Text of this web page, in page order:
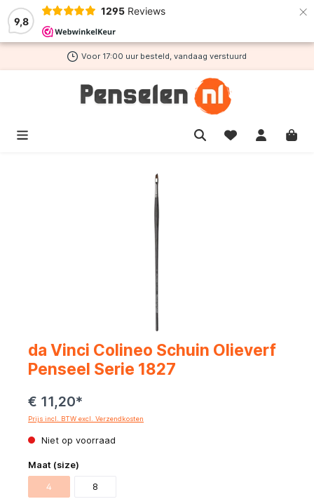
9,8
1295 Reviews ×
hoofdinhoud
Voor 17:00 uur besteld, vandaag verstuurd
da Vinci Colineo Schuin Olieverf
Penseel Serie 1827
€ 11,20*
Prijs incl. BTW excl. Verzendkosten
Niet op voorraad
Maat (size)
4 8